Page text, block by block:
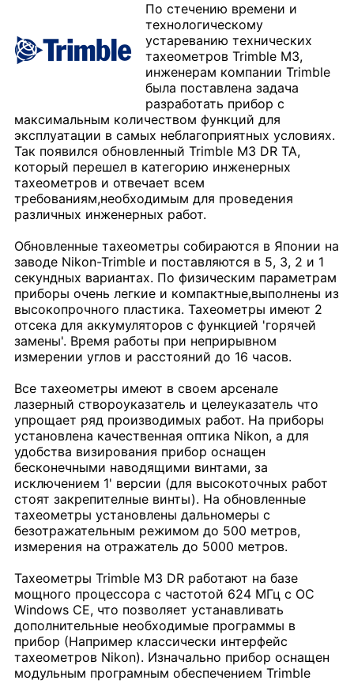
По стечению времени и
технологическому
устареванию технических
тахеометров Trimble M3,
инженерам компании Trimble
была поставлена задача
разработать прибор с
максимальным количеством функций для
эксплуатации в самых неблагоприятных условиях.
Так появился обновленный Trimble M3 DR TA,
который перешел в категорию инженерных
тахеометров и отвечает всем
требованиям,необходимым для проведения
различных инженерных работ.
Обновленные тахеометры собираются в Японии на
заводе Nikon-Trimble и поставляются в 5, 3, 2 и 1
секундных вариантах. По физическим параметрам
приборы очень легкие и компактные,выполнены из
высокопрочного пластика. Тахеометры имеют 2
отсека для аккумуляторов с функцией 'горячей
замены'. Время работы при неприрывном
измерении углов и расстояний до 16 часов.
Все тахеометры имеют в своем арсенале
лазерный створоуказатель и целеуказатель что
упрощает ряд производимых работ. На приборы
установлена качественная оптика Nikon, а для
удобства визирования прибор оснащен
бесконечными наводящими винтами, за
исключением 1' версии (для высокоточных работ
стоят закрепителные винты). На обновленные
тахеометры установлены дальномеры с
безотражательным режимом до 500 метров,
измерения на отражатель до 5000 метров.
Тахеометры Trimble M3 DR работают на базе
мощного процессора с частотой 624 МГц с ОС
Windows CE, что позволяет устанавливать
дополнительные необходимые программы в
прибор (Например классически интерфейс
тахеометров Nikon). Изначально прибор оснащен
модульным програмным обеспечением Trimble